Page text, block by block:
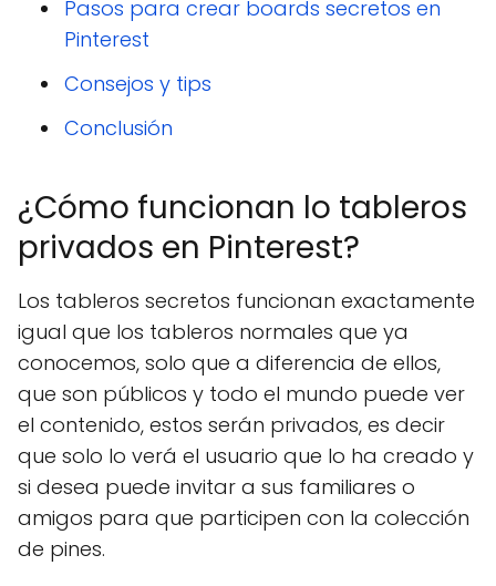
Pasos para crear boards secretos en
Pinterest
Consejos y tips
Conclusión
¿Cómo funcionan lo tableros
privados en Pinterest?
Los tableros secretos funcionan exactamente
igual que los tableros normales que ya
conocemos, solo que a diferencia de ellos,
que son públicos y todo el mundo puede ver
el contenido, estos serán privados, es decir
que solo lo verá el usuario que lo ha creado y
si desea puede invitar a sus familiares o
amigos para que participen con la colección
de pines.